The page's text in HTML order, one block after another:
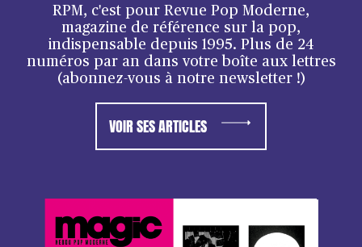
RPM, c'est pour Revue Pop Moderne,
magazine de référence sur la pop,
indispensable depuis 1995. Plus de 24
numéros par an dans votre boîte aux lettres
(abonnez-vous à notre newsletter !)
VOIR SES ARTICLES